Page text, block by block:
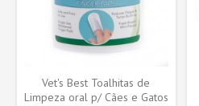
Vet's Best Toalhitas de
Limpeza oral p/ Cães e Gatos